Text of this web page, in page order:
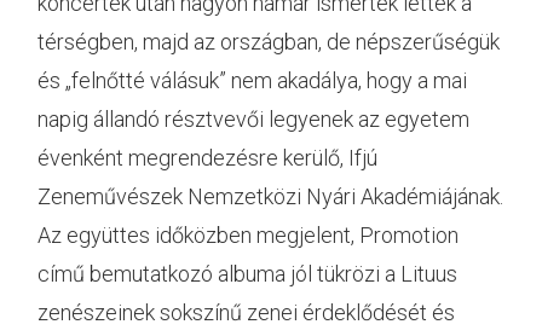
térségben, majd az országban, de népszerűségük
és „felnőtté válásuk” nem akadálya, hogy a mai
napig állandó résztvevői legyenek az egyetem
évenként megrendezésre kerülő, Ifjú
Zeneművészek Nemzetközi Nyári Akadémiájának.
Az együttes időközben megjelent, Promotion
című bemutatkozó albuma jól tükrözi a Lituus
zenészeinek sokszínű zenei érdeklődését és